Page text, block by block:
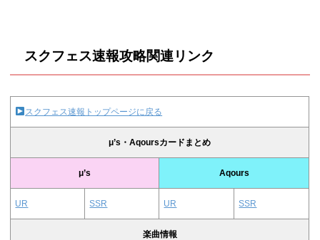
スクフェス速報攻略関連リンク
スクフェス速報トップページに戻る
μ’s・Aqoursカードまとめ
μ’s Aqours
UR SSR UR SSR
楽曲情報